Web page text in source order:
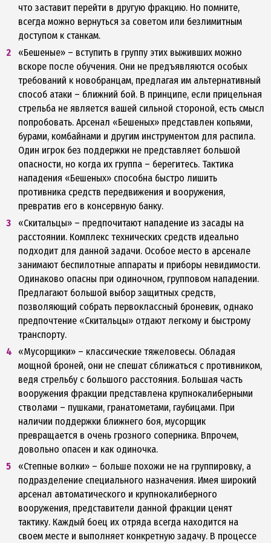
что заставит перейти в другую фракцию. Но помните,
всегда можно вернуться за советом или безлимитным
доступом к станкам.
«Бешеные» – вступить в группу этих выживших можно
вскоре после обучения. Они не предъявляются особых
требований к новобранцам, предлагая им альтернативный
способ атаки – ближний бой. В принципе, если прицельная
стрельба не является вашей сильной стороной, есть смысл
попробовать. Арсенал «Бешеных» представлен копьями,
бурами, комбайнами и другим инструментом для распила.
Один игрок без поддержки не представляет большой
опасности, но когда их группа – берегитесь. Тактика
нападения «Бешеных» способна быстро лишить
противника средств передвижения и вооружения,
превратив его в консервную банку.
«Скитальцы» – предпочитают нападение из засады на
расстоянии. Комплекс технических средств идеально
подходит для данной задачи. Особое место в арсенале
занимают беспилотные аппараты и приборы невидимости.
Одинаково опасны при одиночном, групповом нападении.
Предлагают большой выбор защитных средств,
позволяющий собрать первоклассный броневик, однако
предпочтение «Скитальцы» отдают легкому и быстрому
транспорту.
«Мусорщики» – классические тяжеловесы. Обладая
мощной броней, они не спешат сближаться с противником,
ведя стрельбу с большого расстояния. Большая часть
вооружения фракции представлена крупнокалиберными
стволами – пушками, гранатометами, гаубицами. При
наличии поддержки ближнего боя, мусорщик
превращается в очень грозного соперника. Впрочем,
довольно опасен и как одиночка.
«Степные волки» – больше похожи не на группировку, а
подразделение специального назначения. Имея широкий
арсенал автоматического и крупнокалиберного
вооружения, представители данной фракции ценят
тактику. Каждый боец их отряда всегда находится на
своем месте и выполняет конкретную задачу. В процессе